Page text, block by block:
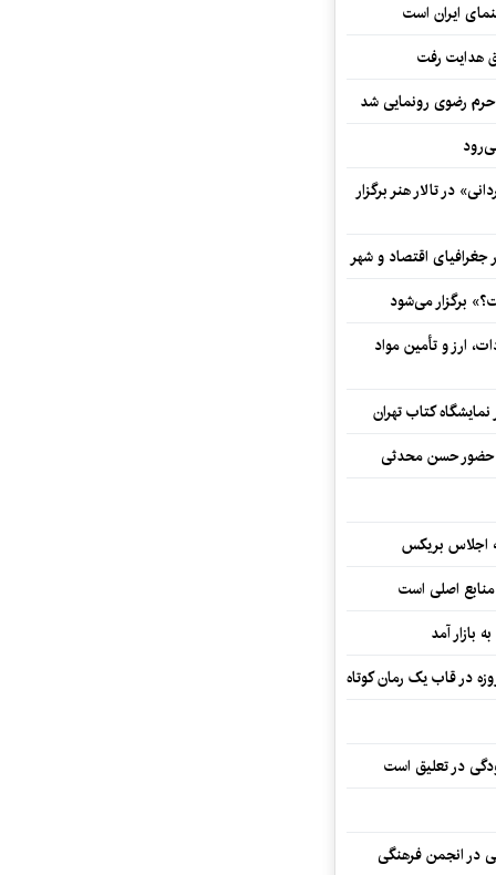
ایران است
هدایت رفت
حرم رضوی رونمایی شد
در تالار هنر برگزار
اقتصاد و شهر
برگزار می‌شود
ارز و تأمین مواد
کتاب تهران
حضور حسن محدثی
اجلاس بریکس
منابع اصلی است
بازار آمد
در تعلیق است
در انجمن فرهنگی